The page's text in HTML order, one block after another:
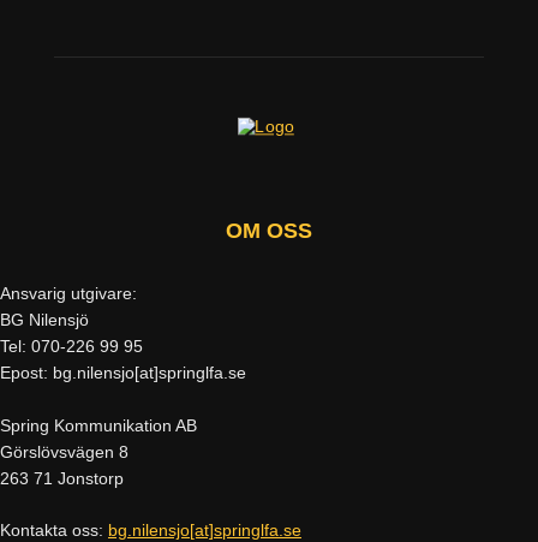
OM OSS
Ansvarig utgivare:
BG Nilensjö
Tel: 070-226 99 95
Epost: bg.nilensjo[at]springlfa.se
Spring Kommunikation AB
Görslövsvägen 8
263 71 Jonstorp
Kontakta oss: bg.nilensjo[at]springlfa.se